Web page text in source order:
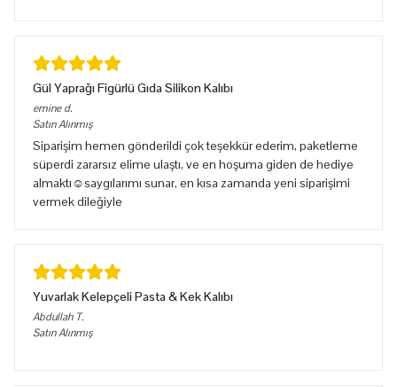
Gül Yaprağı Figürlü Gıda Silikon Kalıbı
emine d.
Satın Alınmış
Siparişim hemen gönderildi çok teşekkür ederim, paketleme
süperdi zararsız elime ulaştı, ve en hoşuma giden de hediye
almaktı☺️saygılarımı sunar, en kısa zamanda yeni siparişimi
vermek dileğiyle
Yuvarlak Kelepçeli Pasta & Kek Kalıbı
Abdullah T.
Satın Alınmış